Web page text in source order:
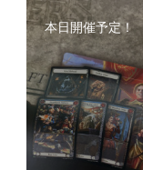
本日開催予定！